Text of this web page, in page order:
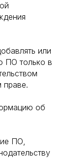
или
ПО только в
праве.
об
ПО,